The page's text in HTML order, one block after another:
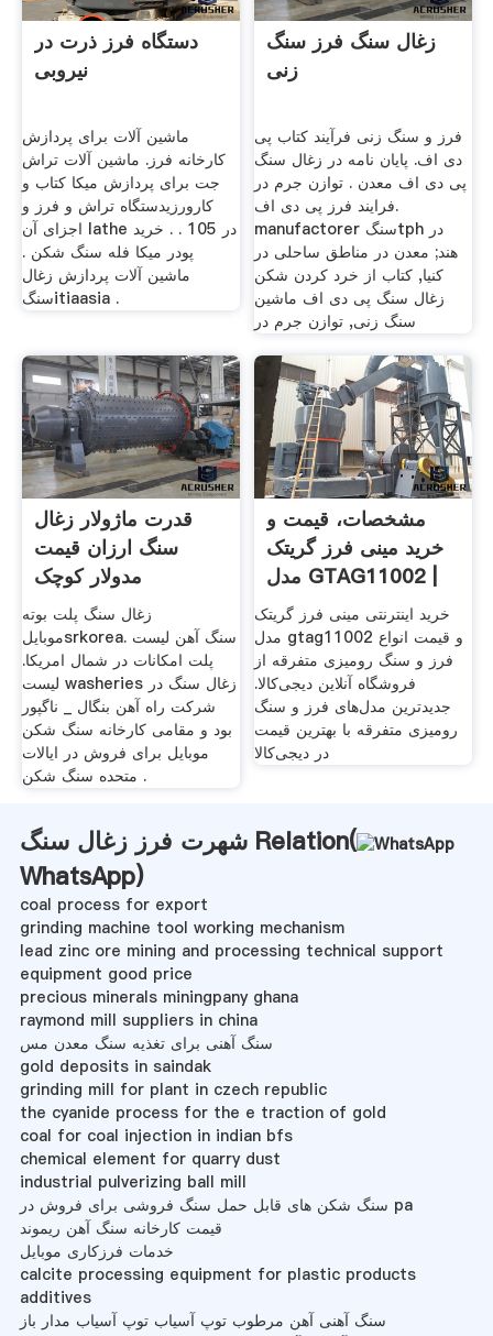
دستگاه فرز ذرت در
نیروبی
ماشین آلات برای پردازش
کارخانه فرز. ماشین آلات تراش
جت برای پردازش میکا کتاب و
کارورزیدستگاه تراش و فرز و
اجزای آن lathe در 105 . . خرید
پودر میکا فله سنگ شکن .
ماشین آلات پردازش زغال
سنگitiaasia .
زغال سنگ فرز سنگ
زنی
فرز و سنگ زنی فرآیند کتاب پی
دی اف. پایان نامه در زغال سنگ
پی دی اف معدن . توازن جرم در
فرایند فرز پی دی اف.
manufactorer سنگtph در
هند; معدن در مناطق ساحلی در
کنیا, کتاب از خرد کردن شکن
زغال سنگ پی دی اف ماشین
سنگ زنی, توازن جرم در
قدرت ماژولار زغال
سنگ ارزان قیمت
مدولار کوچک
زغال سنگ پلت بوته
موبایلsrkorea. سنگ آهن لیست
پلت امکانات در شمال امریکا.
لیست washeries زغال سنگ در
شرکت راه آهن بنگال _ ناگپور
بود و مقامی کارخانه سنگ شکن
موبایل برای فروش در ایالات
متحده سنگ شکن .
مشخصات، قیمت و
خرید مینی فرز گریتک
مدل GTAG11002 |
دیجی‌کالا
خرید اینترنتی مینی فرز گریتک
مدل gtag11002 و قیمت انواع
فرز و سنگ رومیزی متفرقه از
فروشگاه آنلاین دیجی‌کالا.
جدیدترین مدل‌های فرز و سنگ
رومیزی متفرقه با بهترین قیمت
در دیجی‌کالا
شهرت فرز زغال سنگ Relation(
WhatsApp)
coal process for export
grinding machine tool working mechanism
lead zinc ore mining and processing technical support
equipment good price
precious minerals miningpany ghana
raymond mill suppliers in china
سنگ آهنی برای تغذیه سنگ معدن مس
gold deposits in saindak
grinding mill for plant in czech republic
the cyanide process for the e traction of gold
coal for coal injection in indian bfs
chemical element for quarry dust
industrial pulverizing ball mill
سنگ شکن های قابل حمل سنگ فروشی برای فروش در pa
قیمت کارخانه سنگ آهن ریموند
خدمات فرزکاری موبایل
calcite processing equipment for plastic products
additives
سنگ آهنی آهن مرطوب توپ آسیاب توپ آسیاب مدار باز